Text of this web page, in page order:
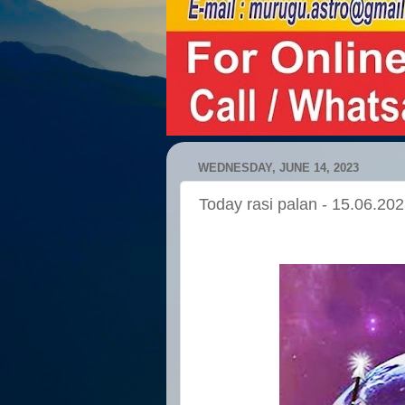
WEDNESDAY, JUNE 14, 2023
Today rasi palan -